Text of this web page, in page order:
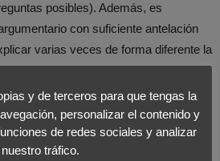
posibles). Además, es
con suficiente antelación
varias veces de forma diferente la
comunicar.
para centrar el discurso, así
al periodista en caso necesario, nos
credibilidad antes los medios. Es
y de terceros para que tengas la
personalizar el contenido y
de redes sociales y analizar
nuestro tráfico.